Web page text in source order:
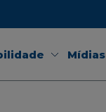
Mídias